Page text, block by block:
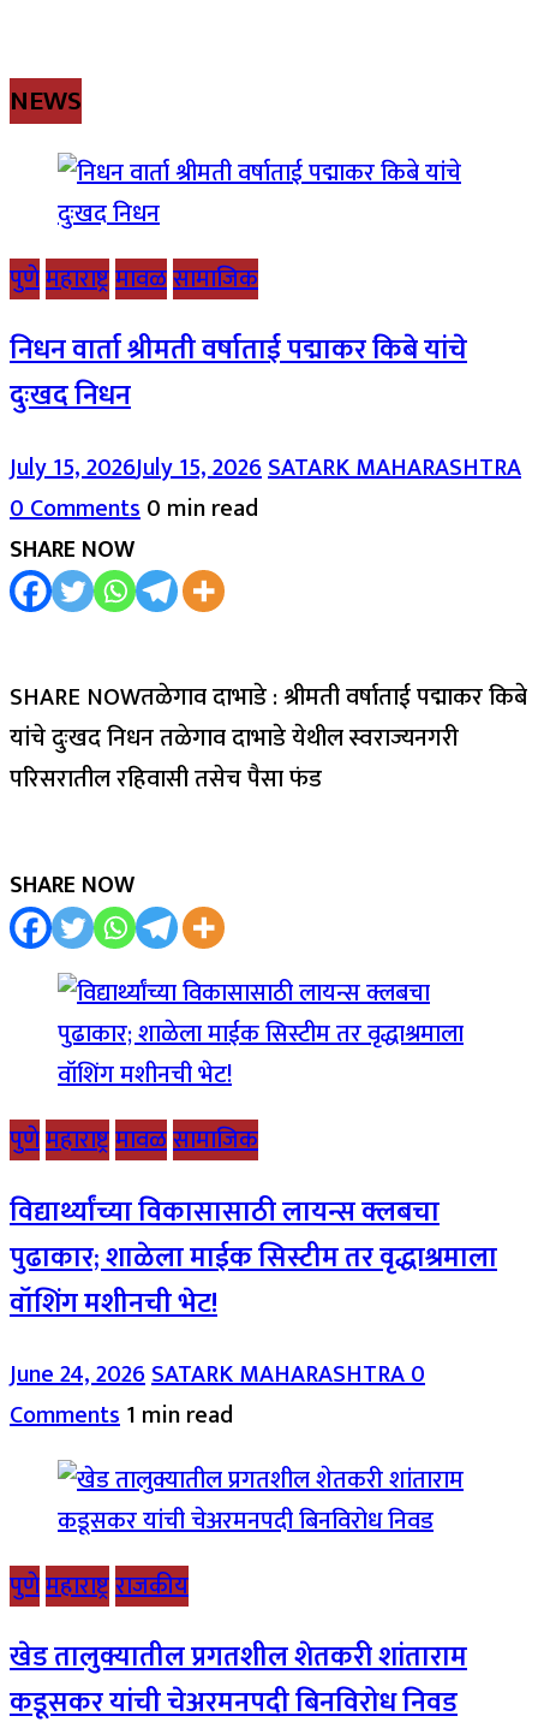
NEWS
पुणेमहाराष्ट्रमावळसामाजिक
निधन वार्ता श्रीमती वर्षाताई पद्माकर किबे यांचे
दुःखद निधन
July 15, 2026July 15, 2026SATARK MAHARASHTRA
0 Comments0 min read
SHARE NOW
SHARE NOWतळेगाव दाभाडे : श्रीमती वर्षाताई पद्माकर किबे
यांचे दुःखद निधन तळेगाव दाभाडे येथील स्वराज्यनगरी
परिसरातील रहिवासी तसेच पैसा फंड
SHARE NOW
पुणेमहाराष्ट्रमावळसामाजिक
विद्यार्थ्यांच्या विकासासाठी लायन्स क्लबचा
पुढाकार; शाळेला माईक सिस्टीम तर वृद्धाश्रमाला
वॉशिंग मशीनची भेट!
June 24, 2026SATARK MAHARASHTRA0
Comments1 min read
पुणेमहाराष्ट्रराजकीय
खेड तालुक्यातील प्रगतशील शेतकरी शांताराम
कडूसकर यांची चेअरमनपदी बिनविरोध निवड